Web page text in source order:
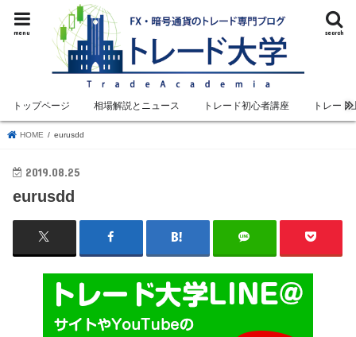
search
menu
トップページ 相場解説とニュース トレード初心者講座 トレード
HOME eurusdd
2019.08.25
eurusdd